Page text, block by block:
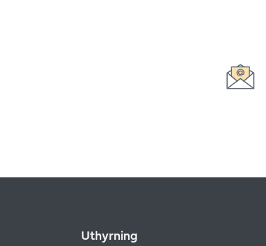
Uthyrning